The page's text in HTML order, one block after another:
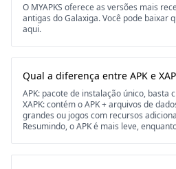
O MYAPKS oferece as versões mais
antigas do Galaxiga. Você pode baixar
aqui.
Qual a diferença entre APK e
APK: pacote de instalação único, basta
XAPK: contém o APK + arquivos de
grandes ou jogos com recursos
Resumindo, o APK é mais leve,